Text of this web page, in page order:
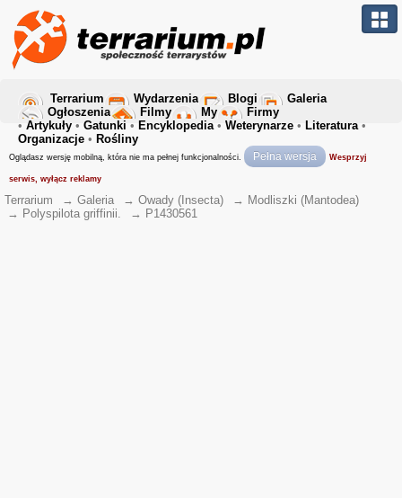
Terrarium Wydarzenia Blogi
Galeria
Ogłoszenia
Filmy My
Firmy
• Artykuły • Gatunki • Encyklopedia• Weterynarze • Literatura•
Organizacje • Rośliny
Oglądasz wersję mobilną, która nie ma pełnej funkcjonalności. Pełna wersja Wesprzyj
serwis, wyłącz reklamy
Terrarium → Galeria → Owady (Insecta) → Modliszki (Mantodea)
→ Polyspilota griffinii. → P1430561